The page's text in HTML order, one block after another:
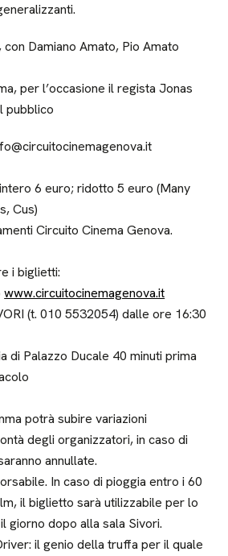
Damiano Amato, Pio Amato
per l’occasione il regista Jonas
pubblico
6 euro; ridotto 5 euro (Many
Cus)
Circuito Cinema Genova.
i biglietti:
www.circuitocinemagenova.it
(t. 010 5532054) dalle ore 16:30
di Palazzo Ducale 40 minuti prima
potrà subire variazioni
degli organizzatori, in caso di
annullate.
In caso di pioggia entro i 60
il biglietto sarà utilizzabile per lo
giorno dopo alla sala Sivori.
il genio della truffa per il quale